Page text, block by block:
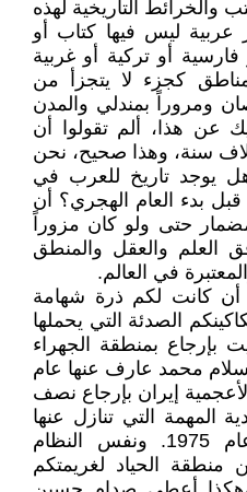
والخرائط التاريخية لهذه
عربية ليس فيها كتاب أو
أو تركية أو غربية
كجزء لا يتجزأ من
ومروراً بمندلي والمدن
عن هذا، ألم تقولوا أن
سنة، وهذا صحيح، نحن
هل يوجد تاريخ للعرب في
بدء العام الهجري؟ أن
حتى ولو كان مزوراً
العلم والعقل والمنطق
في العالم.
أن كانت لكم ذرة شهامة
الصدئة التي يحملها
بإرجاع بمنطقة الجهراء
محمد عارف عنها عام
الأعجمية إيران بإرجاع نصف
المهمة التي تنازل عنها
المقبور صدام حسين لها عام 1975. ونفس النظام
تنازل عام 1981 عن منطقة الحياد لغريمتكم